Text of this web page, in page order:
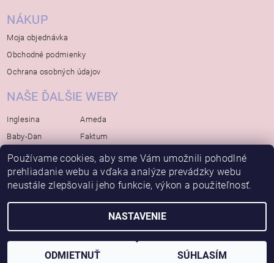
NÁKUP
Moja objednávka
Obchodné podmienky
Ochrana osobných údajov
NAŠE ĎALŠIE WEBY
Inglesina
Baby-Dan
Rialto
Bébé-Jou
Avova
Ameda
Faktum
Koelstra
Bambino-Mio
2026 © Bábätko, všetky práva vyhradené
Používame cookies, aby sme Vám umožnili pohodlné
prehliadanie webu a vďaka analýze prevádzky webu
neustále zlepšovali jeho funkcie, výkon a použiteľnosť.
NASTAVENIE
ODMIETNUŤ SÚHLASÍM